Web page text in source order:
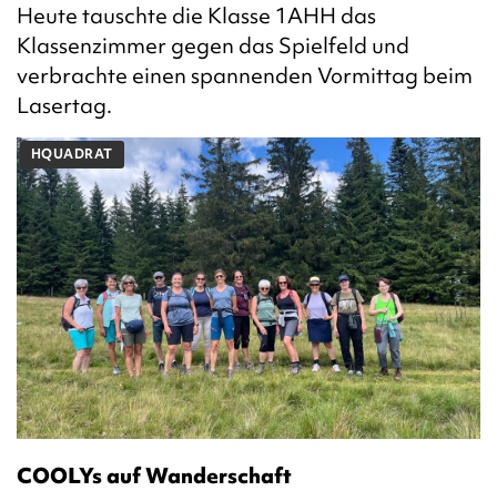
Heute tauschte die Klasse 1AHH das
Klassenzimmer gegen das Spielfeld und
verbrachte einen spannenden Vormittag beim
Lasertag.
HQUADRAT
COOLYs auf Wanderschaft